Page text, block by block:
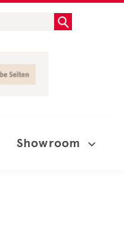
Showroom